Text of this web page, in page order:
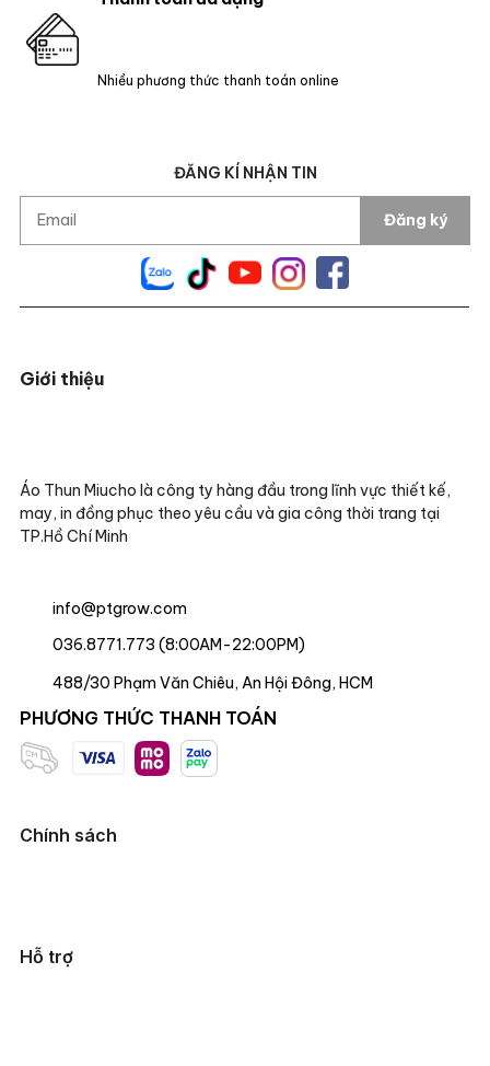
Nhiều phương thức thanh toán online
ĐĂNG KÍ NHẬN TIN
Đăng ký
Chính sách
Hỗ trợ
Giới thiệu
Áo Thun Miucho là công ty hàng đầu trong lĩnh vực thiết kế,
may, in đồng phục theo yêu cầu và gia công thời trang tại
TP.Hồ Chí Minh
info@ptgrow.com
036.8771.773 (8:00AM-22:00PM)
488/30 Phạm Văn Chiêu, An Hội Đông, HCM
PHƯƠNG THỨC THANH TOÁN